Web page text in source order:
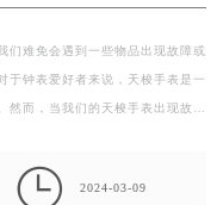
们难免会遇到一些物品出现故障或
于钟表爱好者来说，天梭手表是一
然而，当我们的天梭手表出现故…
 2024-03-09